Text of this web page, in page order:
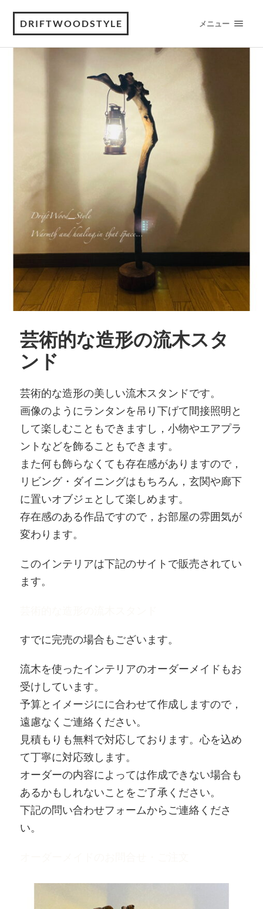
DRIFTWOODSTYLE メニュー
芸術的な造形の流木スタ
ンド
芸術的な造形の美しい流木スタンドです。
画像のようにランタンを吊り下げて間接照明と
して楽しむこともできますし，小物やエアプラ
ントなどを飾ることもできます。
また何も飾らなくても存在感がありますので，
リビング・ダイニングはもちろん，玄関や廊下
に置いオブジェとして楽しめます。
存在感のある作品ですので，お部屋の雰囲気が
変わります。
このインテリアは下記のサイトで販売されてい
ます。
すでに完売の場合もございます。
流木を使ったインテリアのオーダーメイドもお
受けしています。
予算とイメージにに合わせて作成しますので，
遠慮なくご連絡ください。
見積もりも無料で対応しております。心を込め
て丁寧に対応致します。
オーダーの内容によっては作成できない場合も
あるかもしれないことをご了承ください。
下記の問い合わせフォームからご連絡くださ
い。